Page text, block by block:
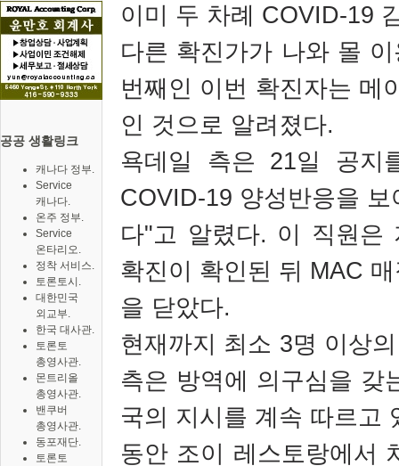
공공 생활링크
캐나다 정부.
Service
캐나다.
온주 정부.
Service
온타리오.
정착 서비스.
토론토시.
대한민국
외교부.
한국 대사관.
토론토
총영사관.
몬트리올
총영사관.
밴쿠버
총영사관.
동포재단.
토론토
이미 두 차례 COVID-19
다른 확진가가 나와 몰
번째인 이번 확진자는 메
인 것으로 알려졌다.
욕데일 측은 21일 공지
COVID-19 양성반응을
다"고 알렸다. 이 직원은
확진이 확인된 뒤 MAC
을 닫았다.
현재까지 최소 3명 이상
측은 방역에 의구심을 갖
국의 지시를 계속 따르고
동안 조이 레스토랑에서